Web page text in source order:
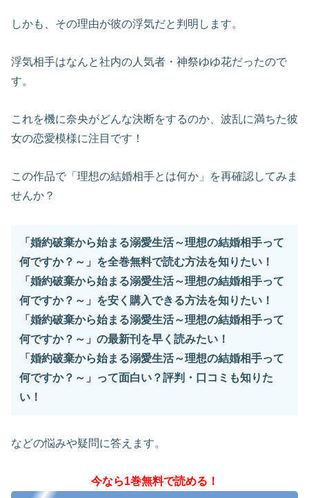
しかも、その理由が彼の浮気だと判明します。
浮気相手はなんと社内の人気者・神祭ゆゆ花だったので
す。
これを機に奈央がどんな決断をするのか、波乱に満ちた彼
女の恋愛模様に注目です！
この作品で「理想の結婚相手とは何か」を再確認してみま
せんか？
「婚約破棄から始まる溺愛生活～理想の結婚相手って
何ですか？～」を全巻無料で読む方法を知りたい！
「婚約破棄から始まる溺愛生活～理想の結婚相手って
何ですか？～」を安く購入できる方法を知りたい！
「婚約破棄から始まる溺愛生活～理想の結婚相手って
何ですか？～」の最新刊を早く読みたい！
「婚約破棄から始まる溺愛生活～理想の結婚相手って
何ですか？～」って面白い？評判・口コミも知りた
い！
などの悩みや疑問に答えます。
今なら1巻無料で読める！